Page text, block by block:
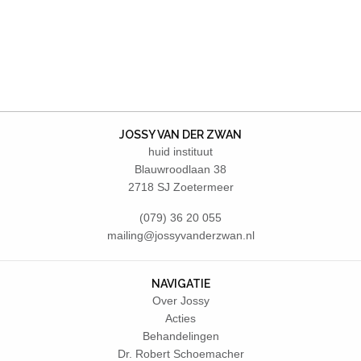
JOSSY VAN DER ZWAN
huid instituut
Blauwroodlaan 38
2718 SJ Zoetermeer
(079) 36 20 055
mailing@jossyvanderzwan.nl
NAVIGATIE
Over Jossy
Acties
Behandelingen
Dr. Robert Schoemacher